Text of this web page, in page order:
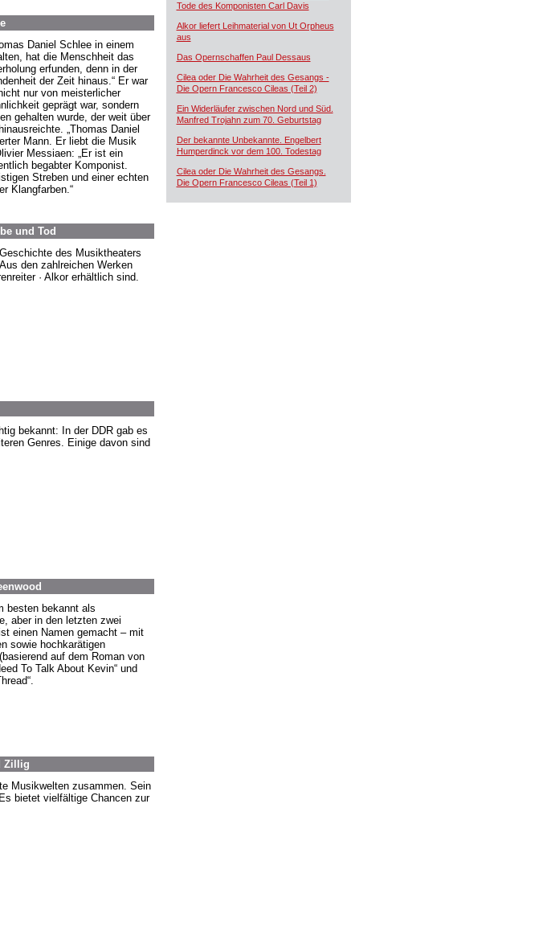
Daniel Schlee in einem
hat die Menschheit das
erfunden, denn in der
der Zeit hinaus.“ Er war
nur von meisterlicher
geprägt war, sondern
gehalten wurde, der weit über
„Thomas Daniel
Mann. Er liebt die Musik
Messiaen: „Er ist ein
begabter Komponist.
Streben und einer echten
Klangfarben.“
und Tod
des Musiktheaters
den zahlreichen Werken
· Alkor erhältlich sind.
bekannt: In der DDR gab es
Genres. Einige davon sind
besten bekannt als
aber in den letzten zwei
einen Namen gemacht – mit
sowie hochkarätigen
auf dem Roman von
To Talk About Kevin“ und
Zillig
Musikwelten zusammen. Sein
bietet vielfältige Chancen zur
Tode des Komponisten Carl Davis
Alkor liefert Leihmaterial von Ut Orpheus
aus
Das Opernschaffen Paul Dessaus
Cilea oder Die Wahrheit des Gesangs -
Die Opern Francesco Cileas (Teil 2)
Ein Widerläufer zwischen Nord und Süd.
Manfred Trojahn zum 70. Geburtstag
Der bekannte Unbekannte. Engelbert
Humperdinck vor dem 100. Todestag
Cilea oder Die Wahrheit des Gesangs.
Die Opern Francesco Cileas (Teil 1)